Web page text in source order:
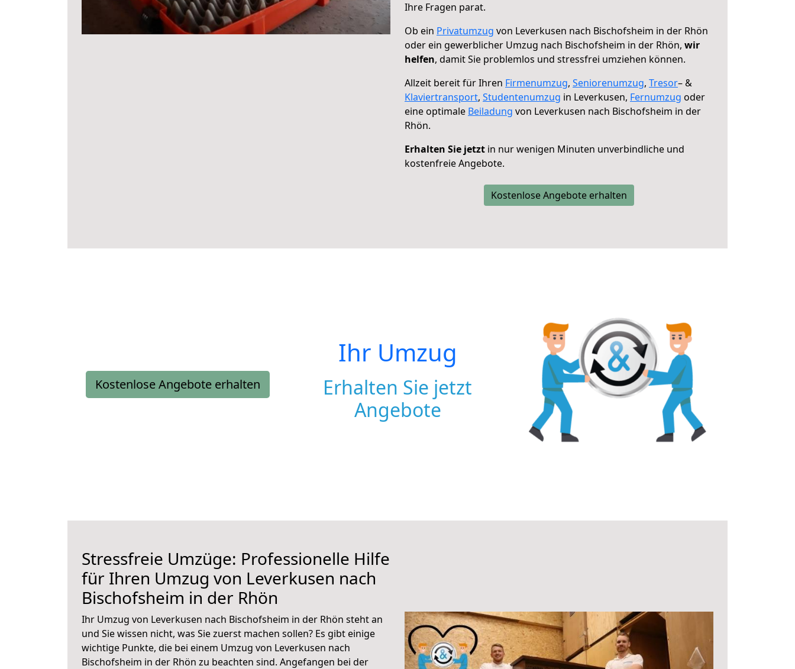
Ihre Fragen parat.
Ob ein Privatumzug von Leverkusen nach Bischofsheim in der Rhön
oder ein gewerblicher Umzug nach Bischofsheim in der Rhön, wir
helfen, damit Sie problemlos und stressfrei umziehen können.
Allzeit bereit für Ihren Firmenumzug, Seniorenumzug, Tresor– &
Klaviertransport, Studentenumzug in Leverkusen, Fernumzug oder
eine optimale Beiladung von Leverkusen nach Bischofsheim in der
Rhön.
Erhalten Sie jetzt in nur wenigen Minuten unverbindliche und
kostenfreie Angebote.
Kostenlose Angebote erhalten
Kostenlose Angebote erhalten
Ihr Umzug
Erhalten Sie jetzt
Angebote
Stressfreie Umzüge: Professionelle Hilfe
für Ihren Umzug von Leverkusen nach
Bischofsheim in der Rhön
Ihr Umzug von Leverkusen nach Bischofsheim in der Rhön steht an
und Sie wissen nicht, was Sie zuerst machen sollen? Es gibt einige
wichtige Punkte, die bei einem Umzug von Leverkusen nach
Bischofsheim in der Rhön zu beachten sind. Angefangen bei der